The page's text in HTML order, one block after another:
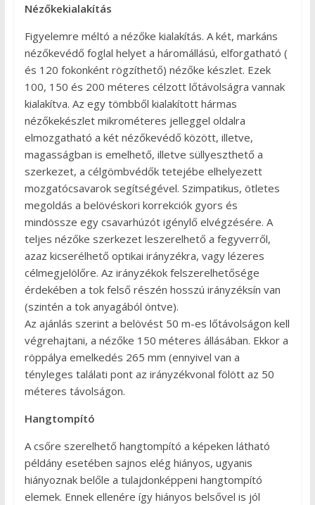
Nézőkekialakítás
Figyelemre méltó a nézőke kialakítás. A két, markáns
nézőkevédő foglal helyet a háromállású, elforgatható (
és 120 fokonként rögzíthető) nézőke készlet. Ezek
100, 150 és 200 méteres célzott lőtávolságra vannak
kialakítva. Az egy tömbből kialakított hármas
nézőkekészlet mikrométeres jelleggel oldalra
elmozgatható a két nézőkevédő között, illetve,
magasságban is emelhető, illetve süllyeszthető a
szerkezet, a célgömbvédők tetejébe elhelyezett
mozgatócsavarok segítségével. Szimpatikus, ötletes
megoldás a belövéskori korrekciók gyors és
mindössze egy csavarhúzót igénylő elvégzésére. A
teljes nézőke szerkezet leszerelhető a fegyverről,
azaz kicserélhető optikai irányzékra, vagy lézeres
célmegjelölőre. Az irányzékok felszerelhetősége
érdekében a tok felső részén hosszú irányzéksín van
(szintén a tok anyagából öntve).
Az ajánlás szerint a belövést 50 m-es lőtávolságon kell
végrehajtani, a nézőke 150 méteres állásában. Ekkor a
röppálya emelkedés 265 mm (ennyivel van a
tényleges találati pont az irányzékvonal fölött az 50
méteres távolságon.
Hangtompító
A csőre szerelhető hangtompító a képeken látható
példány esetében sajnos elég hiányos, ugyanis
hiányoznak belőle a tulajdonképpeni hangtompító
elemek. Ennek ellenére így hiányos belsővel is jól